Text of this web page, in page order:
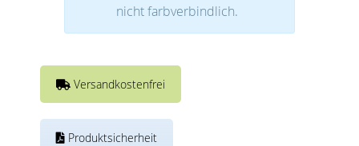
nicht farbverbindlich.
Versandkostenfrei
Produktsicherheit